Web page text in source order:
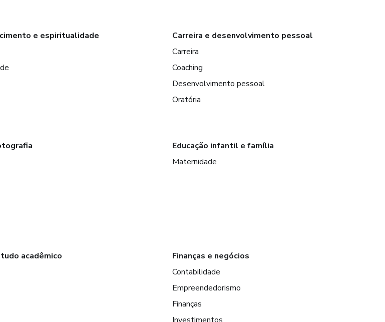
e espiritualidade
Carreira e desenvolvimento pessoal
Carreira
Coaching
Desenvolvimento pessoal
Oratória
Educação infantil e família
Maternidade
acadêmico
Finanças e negócios
Contabilidade
Empreendedorismo
Finanças